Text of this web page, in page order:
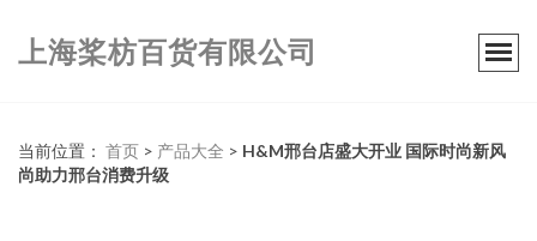
上海桨枋百货有限公司
当前位置： 首页 > 产品大全 > H&M邢台店盛大开业 国际时尚新风
尚助力邢台消费升级